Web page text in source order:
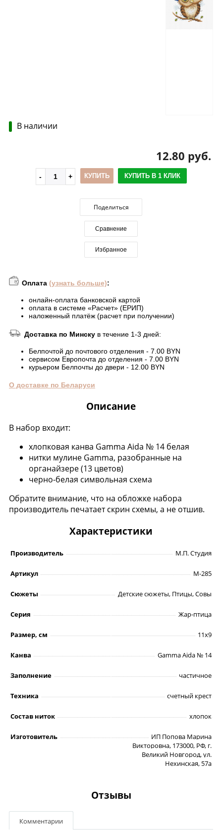
В наличии
12.80 руб.
КУПИТЬ КУПИТЬ В 1 КЛИК
Поделиться
Сравнение
Избранное
Оплата (узнать больше):
онлайн-оплата банковской картой
оплата в системе «Расчет» (ЕРИП)
наложенный платёж (расчет при получении)
Доставка по Минску в течение 1-3 дней:
Белпочтой до почтового отделения - 7.00 BYN
сервисом Европочта до отделения - 7.00 BYN
курьером Белпочты до двери - 12.00 BYN
О доставке по Беларуси
Описание
В набор входит:
хлопковая канва Gamma Aida № 14 белая
нитки мулине Gamma, разобранные на
органайзере (13 цветов)
черно-белая символьная схема
Обратите внимание, что на обложке набора
производитель печатает скрин схемы, а не отшив.
Характеристики
Производитель М.П. Студия
Артикул М-285
Сюжеты Детские сюжеты, Птицы, Совы
Серия Жар-птица
Размер, см 11х9
Канва Gamma Aida № 14
Заполнение частичное
Техника счетный крест
Состав ниток хлопок
Изготовитель
ИП Попова Марина
Викторовна, 173000, РФ, г.
Великий Новгород, ул.
Нехинская, 57а
Отзывы
Комментарии